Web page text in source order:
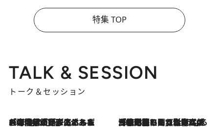
特集 TOP
TALK & SESSION
トーク＆セッション
2026.8.3
「今後値上げがあるとすれば…」「リスクがあるのは今年の冬」エネルギー専門家が語る、ホルムズ海峡封鎖が家庭にもたらす“ある心配” 2026.8.3
「住宅建てられない…」「サーチャージ料の高値が続いている」ホルムズ海峡封鎖による影響はいつまで続く？《エネルギー専門家に聞く“どうなる日本の暮らし”》